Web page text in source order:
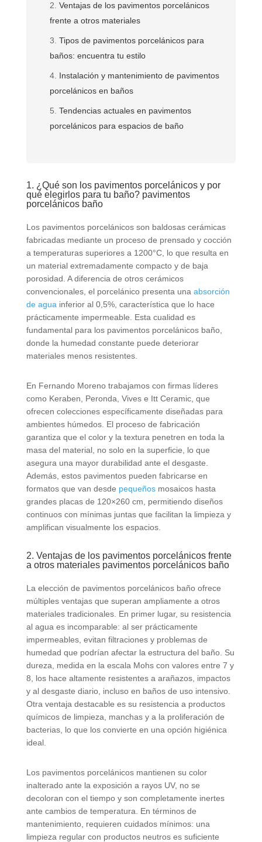
Ventajas de los pavimentos porcelánicos
frente a otros materiales
Tipos de pavimentos porcelánicos para
baños: encuentra tu estilo
Instalación y mantenimiento de pavimentos
porcelánicos en baños
Tendencias actuales en pavimentos
porcelánicos para espacios de baño
1. ¿Qué son los pavimentos porcelánicos y por
qué elegirlos para tu baño? pavimentos
porcelánicos baño
Los pavimentos porcelánicos son baldosas cerámicas
fabricadas mediante un proceso de prensado y cocción
a temperaturas superiores a 1200°C, lo que resulta en
un material extremadamente compacto y de baja
porosidad. A diferencia de otros cerámicos
convencionales, el porcelánico presenta una absorción
de agua inferior al 0,5%, característica que lo hace
prácticamente impermeable. Esta cualidad es
fundamental para los pavimentos porcelánicos baño,
donde la humedad constante puede deteriorar
materiales menos resistentes.
En Fernando Moreno trabajamos con firmas líderes
como Keraben, Peronda, Vives e Itt Ceramic, que
ofrecen colecciones específicamente diseñadas para
ambientes húmedos. El proceso de fabricación
garantiza que el color y la textura penetren en toda la
masa del material, no solo en la superficie, lo que
asegura una mayor durabilidad ante el desgaste.
Además, estos pavimentos pueden fabricarse en
formatos que van desde pequeñosmosaicos hasta
grandes placas de 120×260 cm, permitiendo diseños
continuos con mínimas juntas que facilitan la limpieza y
amplifican visualmente los espacios.
2. Ventajas de los pavimentos porcelánicos frente
a otros materiales pavimentos porcelánicos baño
La elección de pavimentos porcelánicos baño ofrece
múltiples ventajas que superan ampliamente a otros
materiales tradicionales. En primer lugar, su resistencia
al agua es incomparable: al ser prácticamente
impermeables, evitan filtraciones y problemas de
humedad que podrían afectar la estructura del baño. Su
dureza, medida en la escala Mohs con valores entre 7 y
8, los hace altamente resistentes a arañazos, impactos
y al desgaste diario, incluso en baños de uso intensivo.
Otra ventaja destacable es su resistencia a productos
químicos de limpieza, manchas y a la proliferación de
bacterias, lo que los convierte en una opción higiénica
ideal.
Los pavimentos porcelánicos mantienen su color
inalterado ante la exposición a rayos UV, no se
decoloran con el tiempo y son completamente inertes
ante cambios de temperatura. En términos de
mantenimiento, requieren cuidados mínimos: una
limpieza regular con productos neutros es suficiente